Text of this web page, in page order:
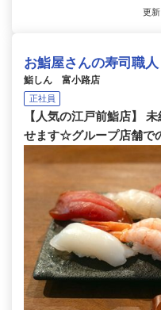
更
お鮨屋さんの寿司職人
鮨しん 富小路店
正社員
【人気の江戸前鮨店】
せます☆グループ店舗で